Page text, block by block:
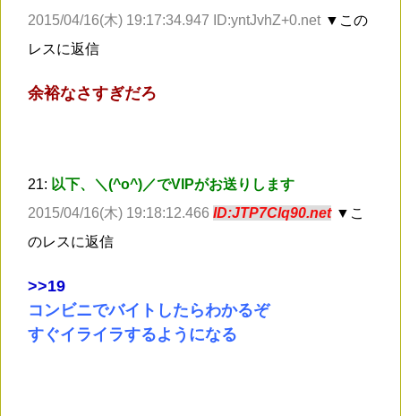
2015/04/16(木) 19:17:34.947 ID:yntJvhZ+0.net ▼この
レスに返信
余裕なさすぎだろ
21: 以下、＼(^o^)／でVIPがお送りします
2015/04/16(木) 19:18:12.466 ID:JTP7Clq90.net ▼こ
のレスに返信
>>19
コンビニでバイトしたらわかるぞ
すぐイライラするようになる